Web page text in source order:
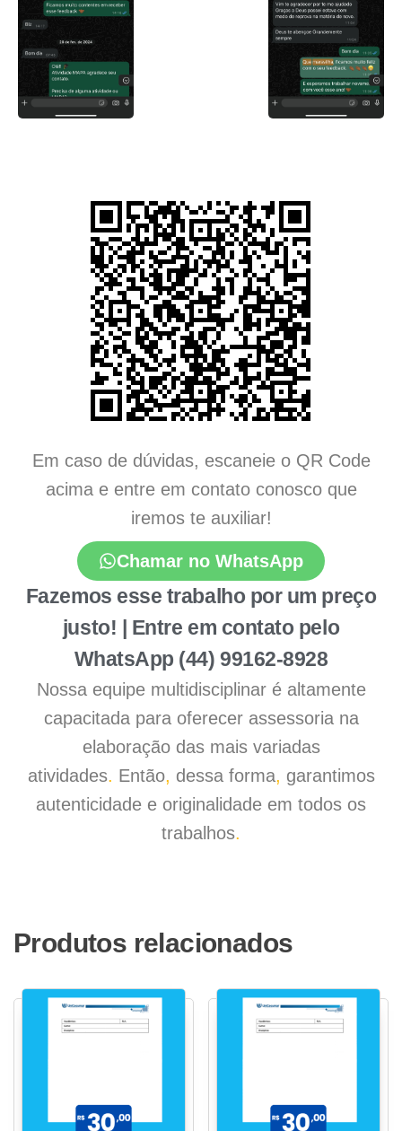
Em caso de dúvidas, escaneie o QR Code
acima e entre em contato conosco que
iremos te auxiliar!
Chamar no WhatsApp
Fazemos esse trabalho por um preço
justo! | Entre em contato pelo
WhatsApp (44) 99162-8928
Nossa equipe multidisciplinar é altamente
capacitada para oferecer assessoria na
elaboração das mais variadas
atividades. Então, dessa forma, garantimos
autenticidade e originalidade em todos os
trabalhos.
Produtos relacionados